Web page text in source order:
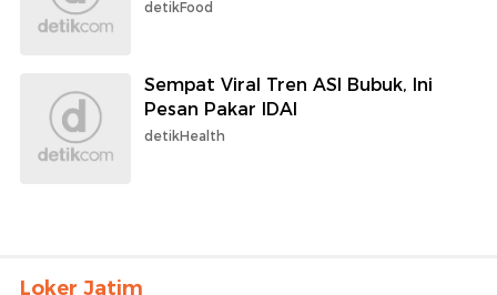
detikFood
Sempat Viral Tren ASI Bubuk, Ini
Pesan Pakar IDAI
detikHealth
Loker Jatim